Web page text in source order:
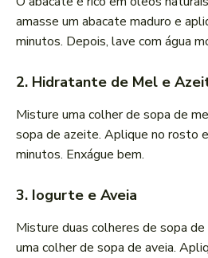
amasse um abacate maduro e
minutos. Depois, lave com água
2. Hidratante de Mel e
Misture uma colher de sopa de
sopa de azeite. Aplique no rosto
minutos. Enxágue bem.
3. Iogurte e Aveia
Misture duas colheres de sopa
uma colher de sopa de aveia.